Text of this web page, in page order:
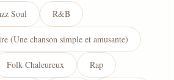
Soul R&B
(Une chanson simple et amusante)
Folk Chaleureux Rap